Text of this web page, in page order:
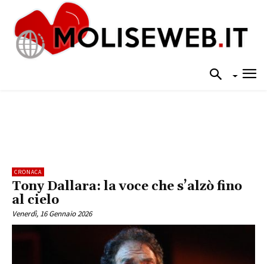
CRONACA
Tony Dallara: la voce che s’alzò fino
al cielo
Venerdì, 16 Gennaio 2026